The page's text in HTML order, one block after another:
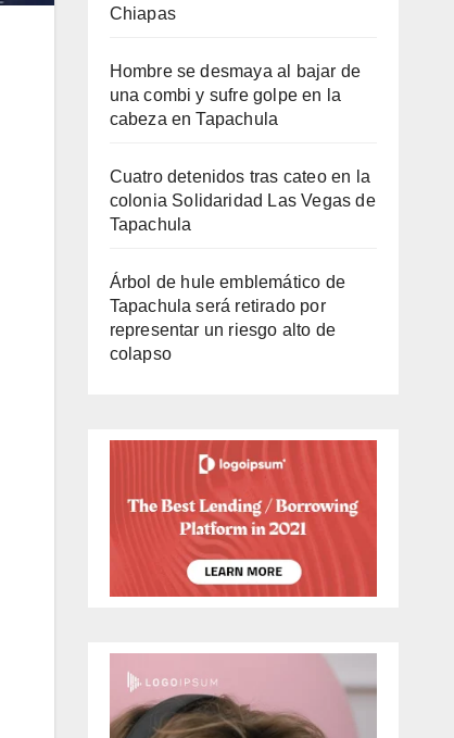
Chiapas
Hombre se desmaya al bajar de
una combi y sufre golpe en la
cabeza en Tapachula
Cuatro detenidos tras cateo en la
colonia Solidaridad Las Vegas de
Tapachula
Árbol de hule emblemático de
Tapachula será retirado por
representar un riesgo alto de
colapso